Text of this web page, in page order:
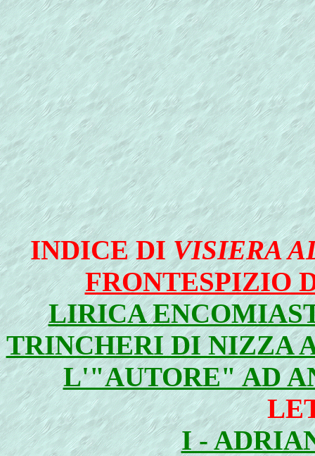
INDICE DI VISIERA
FRONTESPIZIO
LIRICA
TRINCHERI DI NIZZA
L'"AUTORE" AD
I -